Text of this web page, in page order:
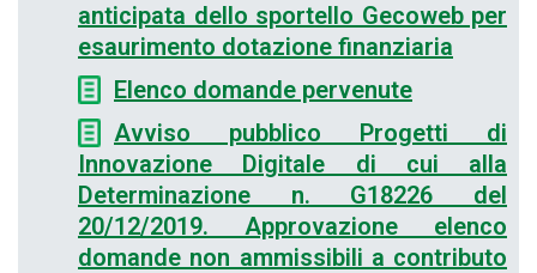
anticipata dello sportello Gecoweb per
esaurimento dotazione finanziaria
Elenco domande pervenute
Avviso pubblico Progetti di
Innovazione Digitale di cui alla
Determinazione n. G18226 del
20/12/2019. Approvazione elenco
domande non ammissibili a contributo